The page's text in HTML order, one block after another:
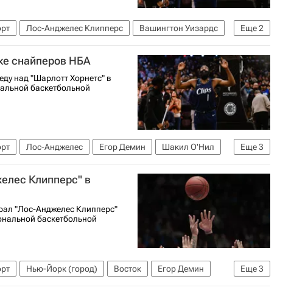
Еще2
Лос-Анджелес Клипперс
Вашингтон Уизардс
снайперов НБА
над "Шарлотт Хорнетс" в
баскетбольной
Еще3
Лос-Анджелес Егор Демин
Шакил О'Нил
НБА
Клипперс" в
"Лос-Анджелес Клипперс"
баскетбольной
Еще3
Нью-Йорк (город) Восток
Егор Демин
Бостон Селтикс